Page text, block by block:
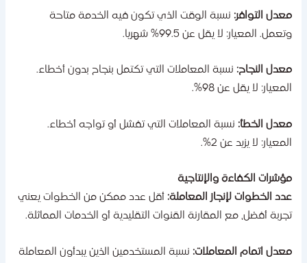
التوافر:نسبة الوقت الذي تكون فيه الخدمة متاحة
المعيار: لا يقل عن 99.5% شهريا.
النجاح:نسبة المعاملات التي تكتمل بنجاح بدون أخطاء.
لا يقل عن 98%.
الخطأ:نسبة المعاملات التي تفشل أو تواجه أخطاء.
لا يزيد عن 2%.
الكفاءة والإنتاجية
الخطوات لإنجاز المعاملة:أقل عدد ممكن من الخطوات يعني
أفضل، مع المقارنة القنوات التقليدية أو الخدمات المماثلة.
اتمام المعاملات:نسبة المستخدمين الذين يبدأون المعاملة